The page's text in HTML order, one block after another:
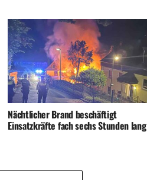
Nächtlicher Brand beschäftigt
Einsatzkräfte fach sechs Stunden lang